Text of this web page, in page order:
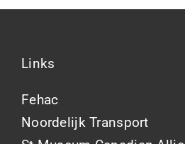
Links
Fehac
Noordelijk Transport